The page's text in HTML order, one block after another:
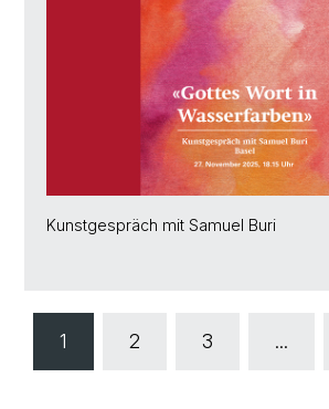
Kunstgespräch mit Samuel Buri
1 2 3 ...